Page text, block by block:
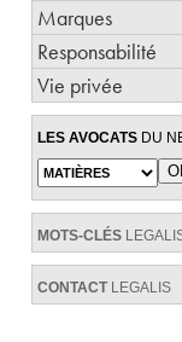
Marques
Responsabilité
Vie privée
LES AVOCATS DU
MOTS-CLÉS
CONTACTLEGALIS